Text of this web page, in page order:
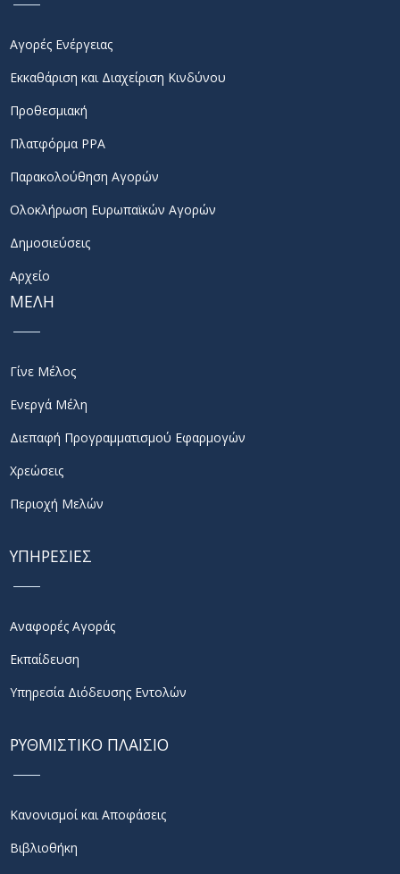
Αγορές Ενέργειας
Εκκαθάριση και Διαχείριση Κινδύνου
Προθεσμιακή
Πλατφόρμα PPA
Παρακολούθηση Αγορών
Ολοκλήρωση Ευρωπαϊκών Αγορών
Δημοσιεύσεις
Αρχείο
ΜΕΛΗ
Γίνε Μέλος
Ενεργά Μέλη
Διεπαφή Προγραμματισμού Εφαρμογών
Χρεώσεις
Περιοχή Μελών
ΥΠΗΡΕΣΙΕΣ
Αναφορές Αγοράς
Εκπαίδευση
Υπηρεσία Διόδευσης Εντολών
ΡΥΘΜΙΣΤΙΚΟ ΠΛΑΙΣΙΟ
Κανονισμοί και Αποφάσεις
Βιβλιοθήκη